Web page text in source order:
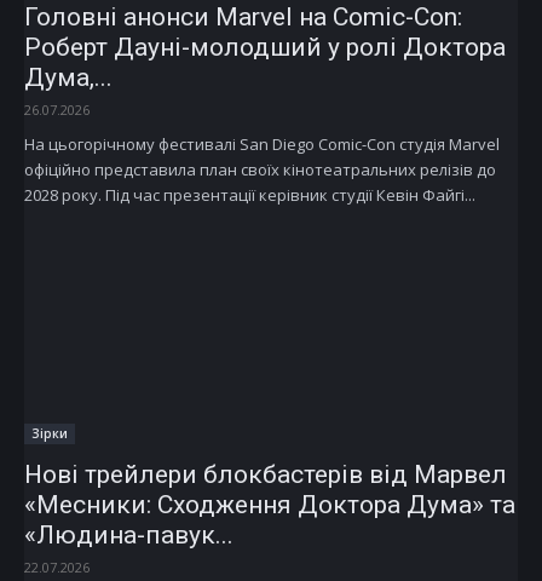
Головні анонси Marvel на Comic-Con:
Роберт Дауні-молодший у ролі Доктора
Дума,...
26.07.2026
На цьогорічному фестивалі San Diego Comic-Con студія Marvel
офіційно представила план своїх кінотеатральних релізів до
2028 року. Під час презентації керівник студії Кевін Файгі...
Зірки
Нові трейлери блокбастерів від Марвел
«Месники: Сходження Доктора Дума» та
«Людина-павук...
22.07.2026